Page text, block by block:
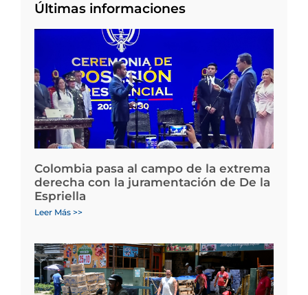
Últimas informaciones
Colombia pasa al campo de la extrema
derecha con la juramentación de De la
Espriella
Leer Más >>